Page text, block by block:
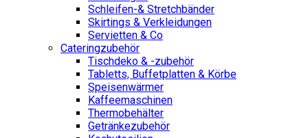
Schleifen-& Stretchbänder
Skirtings & Verkleidungen
Servietten & Co
Cateringzubehör
Tischdeko & -zubehör
Tabletts, Buffetplatten & Körbe
Speisenwärmer
Kaffeemaschinen
Thermobehälter
Getränkezubehör